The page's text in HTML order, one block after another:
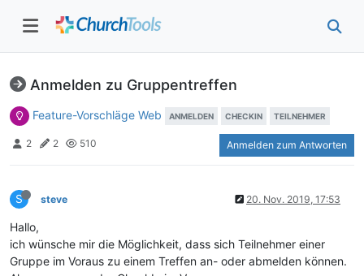
Anmelden zu Gruppentreffen
Feature-Vorschläge Web ANMELDEN CHECKIN TEILNEHMER
2 2 510 Anmelden zum Antworten
S steve 20. Nov. 2019, 17:53
Hallo,
ich wünsche mir die Möglichkeit, dass sich Teilnehmer einer
Gruppe im Voraus zu einem Treffen an- oder abmelden können.